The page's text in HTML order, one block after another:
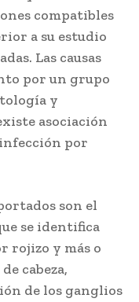
compatibles
a su estudio
Las causas
por un grupo
y
asociación
por
son el
se identifica
rojizo y más o
cabeza,
de los ganglios